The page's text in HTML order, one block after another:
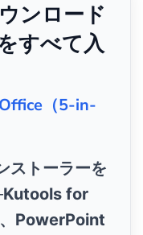
ンロード
すべて入
（5-in-
ストーラーを
Kutools for
PowerPoint